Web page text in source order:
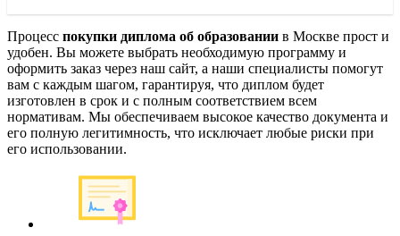
Процесс покупки диплома об образовании в Москве прост и
удобен. Вы можете выбрать необходимую программу и
оформить заказ через наш сайт, а наши специалисты помогут
вам с каждым шагом, гарантируя, что диплом будет
изготовлен в срок и с полным соответствием всем
нормативам. Мы обеспечиваем высокое качество документа и
его полную легитимность, что исключает любые риски при
его использовании.